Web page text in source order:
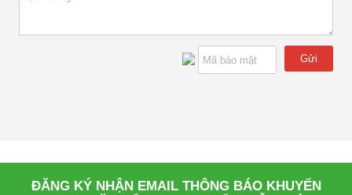
Gửi
ĐĂNG KÝ NHẬN EMAIL THÔNG BÁO KHUYẾN